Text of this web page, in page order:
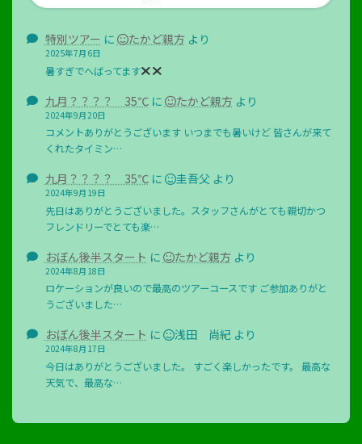
特別ツアー に たかど親方より
2025年7月6日
暑すぎでへばってます
九月？？？？ 35℃に たかど親方より
2024年9月20日
コメントありがとうございます いつまでも暑いけど 皆さんが来て
くれたタイミン…
九月？？？？ 35℃に 圭吾父 より
2024年9月19日
先日はありがとうございました。スタッフさんがとても親切かつ
フレンドリーでとても楽…
おぼん後半スタート に たかど親方より
2024年8月18日
ロケーションが良いので最高のツアーコースです ご参加ありがと
うございました…
おぼん後半スタート に 浅田 尚紀より
2024年8月17日
今日はありがとうございました。 すごく楽しかったです。 最高な
天気で、最高な…